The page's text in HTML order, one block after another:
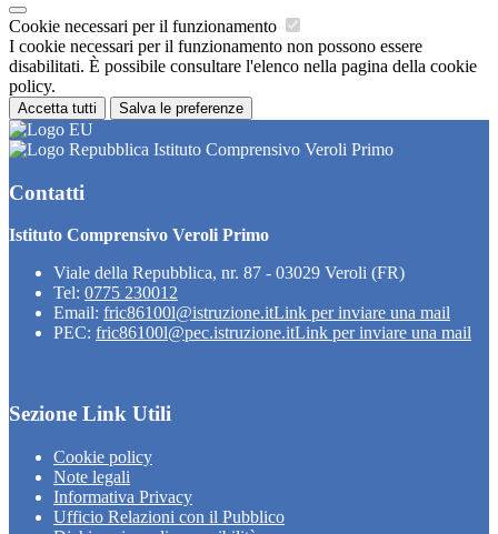
Cookie necessari per il funzionamento
I cookie necessari per il funzionamento non possono essere
disabilitati. È possibile consultare l'elenco nella pagina della cookie
policy.
Accetta tutti Salva le preferenze
Istituto Comprensivo Veroli Primo
Contatti
Istituto Comprensivo Veroli Primo
Viale della Repubblica, nr. 87 - 03029 Veroli (FR)
Tel: 0775 230012
Email: fric86100l@istruzione.itLink per inviare una mail
PEC: fric86100l@pec.istruzione.itLink per inviare una mail
Sezione Link Utili
Cookie policy
Note legali
Informativa Privacy
Ufficio Relazioni con il Pubblico